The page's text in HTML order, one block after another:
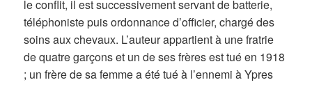
le conflit, il est successivement servant de batterie,
téléphoniste puis ordonnance d’officier, chargé des
soins aux chevaux. L’auteur appartient à une fratrie
de quatre garçons et un de ses frères est tué en 1918
; un frère de sa femme a été tué à l’ennemi à Ypres